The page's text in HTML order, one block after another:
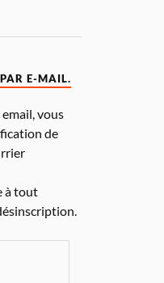
E-MAIL.
vous
de
à tout